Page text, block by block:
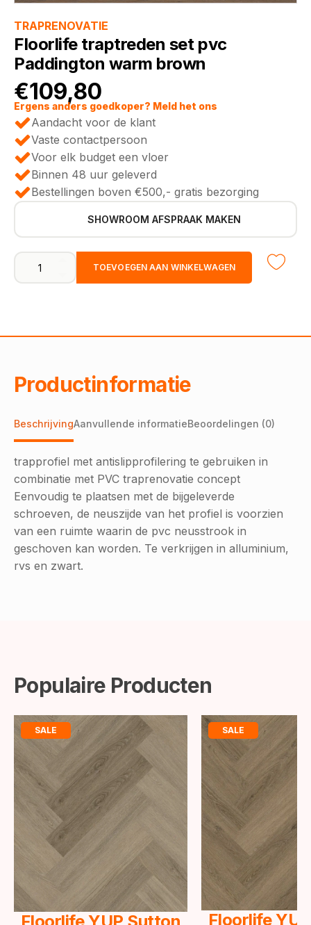
TRAPRENOVATIE
Floorlife traptreden set pvc
Paddington warm brown
€109,80
Ergens anders goedkoper? Meld het ons
Aandacht voor de klant
Vaste contactpersoon
Voor elk budget een vloer
Binnen 48 uur geleverd
Bestellingen boven €500,- gratis bezorging
SHOWROOM AFSPRAAK MAKEN
Floorlife
traptreden
TOEVOEGEN AAN WINKELWAGEN
Productinformatie
BeschrijvingAanvullende informatieBeoordelingen (0)
trapprofiel met antislipprofilering te gebruiken in
combinatie met PVC traprenovatie concept
Eenvoudig te plaatsen met de bijgeleverde
schroeven, de neuszijde van het profiel is voorzien
van een ruimte waarin de pvc neusstrook in
geschoven kan worden. Te verkrijgen in alluminium,
rvs en zwart.
Populaire Producten
SALE SALE
Floorlife